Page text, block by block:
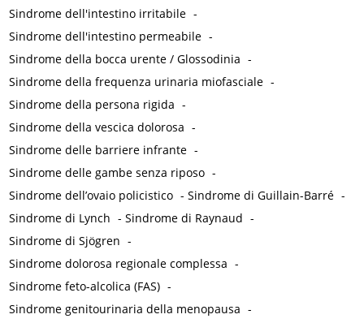
Sindrome dell'intestino irritabile -
Sindrome dell'intestino permeabile -
Sindrome della bocca urente / Glossodinia -
Sindrome della frequenza urinaria miofasciale -
Sindrome della persona rigida -
Sindrome della vescica dolorosa -
Sindrome delle barriere infrante -
Sindrome delle gambe senza riposo -
Sindrome dell’ovaio policistico -Sindrome di Guillain-Barré -
Sindrome di Lynch -Sindrome di Raynaud -
Sindrome di Sjögren -
Sindrome dolorosa regionale complessa -
Sindrome feto-alcolica (FAS) -
Sindrome genitourinaria della menopausa -